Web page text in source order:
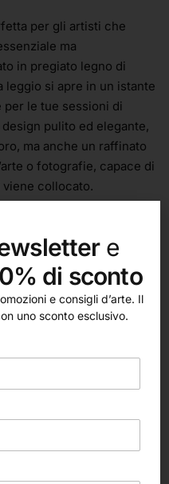
per gli artisti che
ma
in pregiato legno di
leggio si apre in un istante
le tue sessioni di
pulito ed elegante,
ma anche un raffinato
o fotografie, capace di
collocato.
oliato
mediante dadi ad
e
di sconto
e consigli d’arte. Il
uno sconto esclusivo.